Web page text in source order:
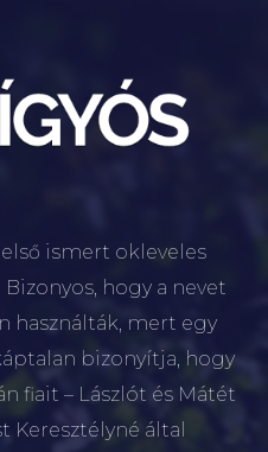
ismert okleveles
hogy a nevet
használták, mert egy
bizonyítja, hogy
fiait – Lászlót és Mátét
Keresztélyné által